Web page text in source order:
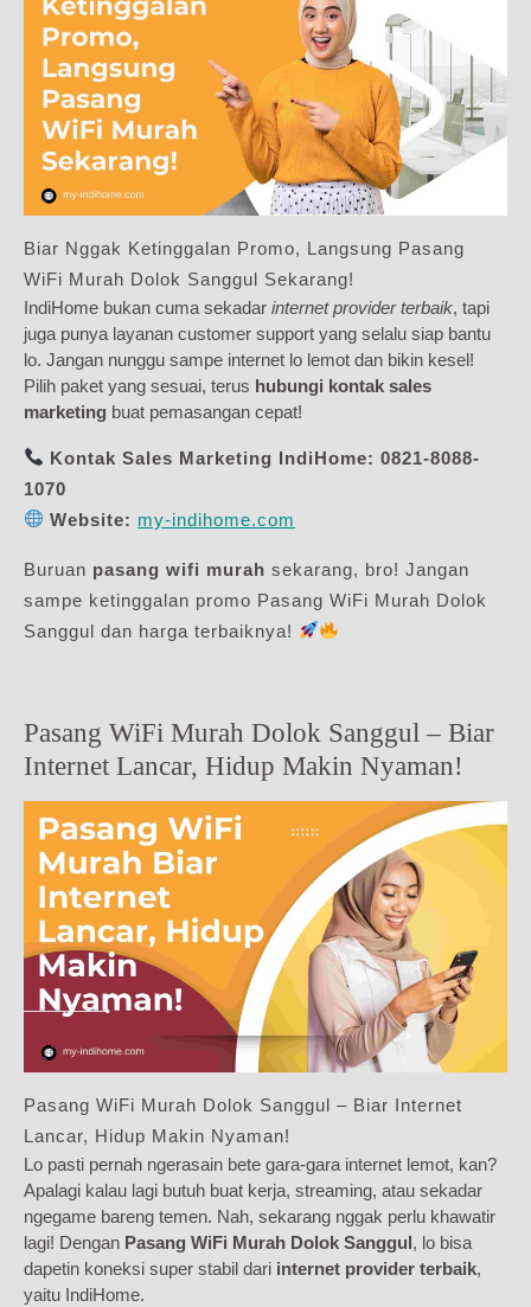
Biar Nggak Ketinggalan Promo, Langsung Pasang
WiFi Murah Dolok Sanggul Sekarang!
IndiHome bukan cuma sekadar internet provider terbaik, tapi
juga punya layanan customer support yang selalu siap bantu
lo. Jangan nunggu sampe internet lo lemot dan bikin kesel!
Pilih paket yang sesuai, terus hubungi kontak sales
marketing buat pemasangan cepat!
Kontak Sales Marketing IndiHome: 0821-8088-
1070
Website: my-indihome.com
Buruan pasang wifi murah sekarang, bro! Jangan
sampe ketinggalan promo Pasang WiFi Murah Dolok
Sanggul dan harga terbaiknya!
Pasang WiFi Murah Dolok Sanggul – Biar
Internet Lancar, Hidup Makin Nyaman!
Pasang WiFi Murah Dolok Sanggul – Biar Internet
Lancar, Hidup Makin Nyaman!
Lo pasti pernah ngerasain bete gara-gara internet lemot, kan?
Apalagi kalau lagi butuh buat kerja, streaming, atau sekadar
ngegame bareng temen. Nah, sekarang nggak perlu khawatir
lagi! Dengan Pasang WiFi Murah Dolok Sanggul, lo bisa
dapetin koneksi super stabil dari internet provider terbaik,
yaitu IndiHome.